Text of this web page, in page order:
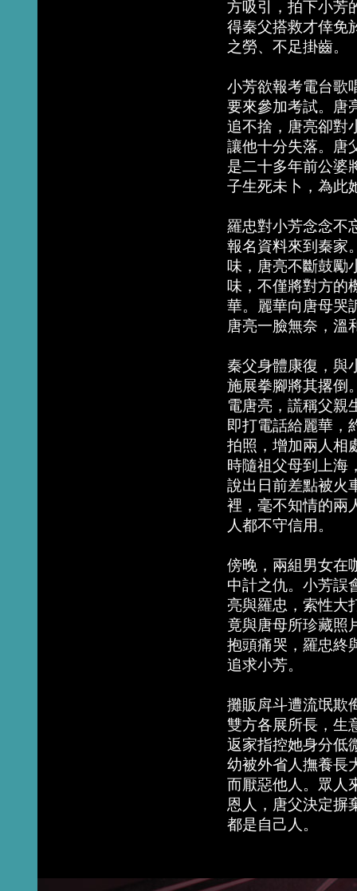
方吸引，拍下小芳
得秦父搭救才倖免
之勞、不足掛齒。
小芳欲報考電台歌
要來參加考試。唐
追不捨，唐亮卻對
讓他十分失落。唐
是二十多年前公婆
子生死未卜，為此
羅忠對小芳念念不
報名資料來到秦家
味，唐亮不斷鼓勵
味，不僅將對方的
華。麗華向唐母哭
唐亮一臉無奈，溫
秦父身體康復，與
施展拳腳將其撂倒
電唐亮，謊稱父親
即打電話給麗華，
拍照，增加兩人相
時隨祖父母到上海
說出日前差點被火
裡，毫不知情的兩
人都不守信用。
傍晚，兩組男女在
中計之仇。小芳誤
亮與羅忠，索性大
竟與唐母所珍藏照
抱頭痛哭，羅忠終
追求小芳。
攤販戽斗遭流氓欺
雙方各展所長，生
返家指控她身分低
幼被外省人撫養長
而厭惡他人。眾人
恩人，唐父決定摒
都是自己人。